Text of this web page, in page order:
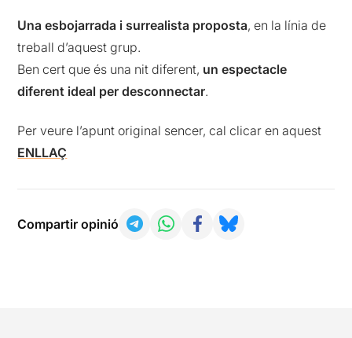
Una esbojarrada i surrealista proposta, en la línia de
treball d’aquest grup.
Ben cert que és una nit diferent, un espectacle
diferent ideal per desconnectar.
Per veure l’apunt original sencer, cal clicar en aquest
ENLLAÇ
Compartir opinió